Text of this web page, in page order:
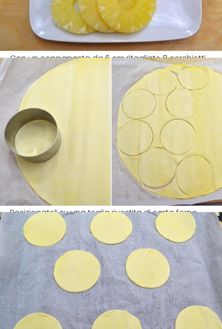
Con un coppapasta da 6 cm ritagliate 8 cerchietti
Posizionateli su una teglia rivestita di carta forno.